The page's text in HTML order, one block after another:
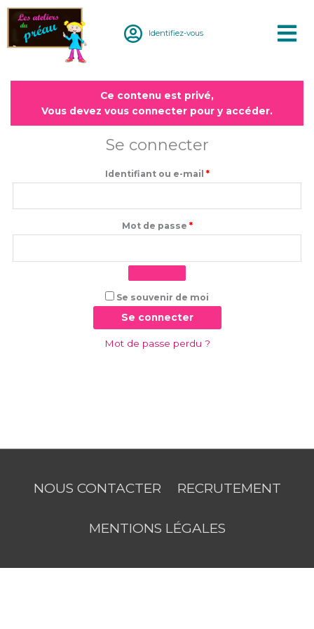
Aller
contenu
Identifiez-vous
Ce contenu est privé,
Vous devez vous connecter pour y accéder.
Se connecter
Identifiant ou e-mail *
Mot de passe *
Obligatoire
Se souvenir de moi
Se connecter
Mot de passe perdu ?
NOUS CONTACTER RECRUTEMENT
MENTIONS LÉGALES